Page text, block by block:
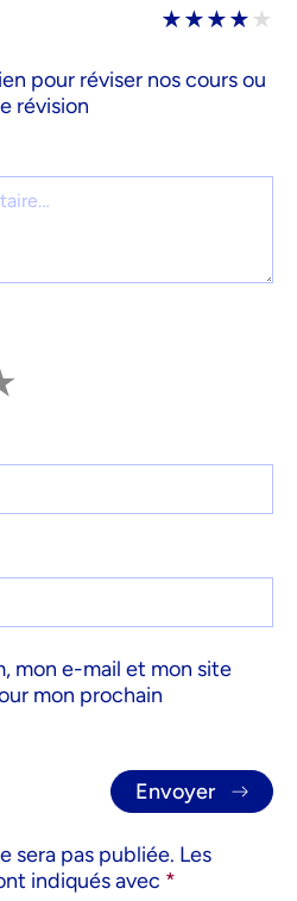
★★★★ ★
pour réviser nos cours ou
révision
mon e-mail et mon site
mon prochain
sera pas publiée. Les
indiqués avec *